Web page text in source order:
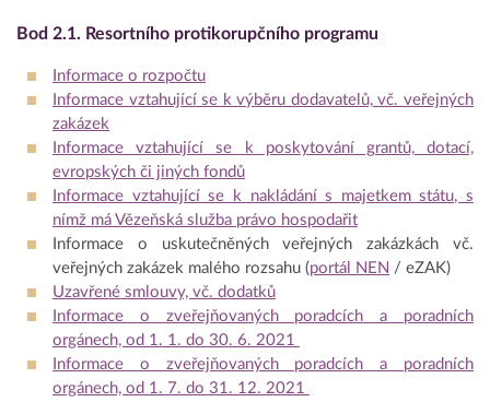
Bod 2.1. Resortního protikorupčního programu
Informace o rozpočtu
Informace vztahující se k výběru dodavatelů, vč. veřejných
zakázek
Informace vztahující se k poskytování grantů, dotací,
evropských či jiných fondů
Informace vztahující se k nakládání s majetkem státu, s
nímž má Vězeňská služba právo hospodařit
Informace o uskutečněných veřejných zakázkách vč.
veřejných zakázek malého rozsahu (portál NEN / eZAK)
Uzavřené smlouvy, vč. dodatků
Informace o zveřejňovaných poradcích a poradních
orgánech, od 1. 1. do 30. 6. 2021
Informace o zveřejňovaných poradcích a poradních
orgánech, od 1. 7. do 31. 12. 2021